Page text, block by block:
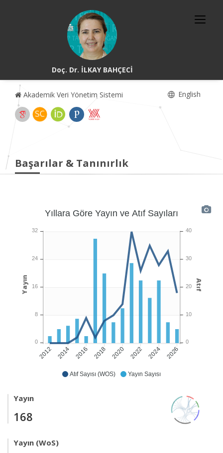
Doç. Dr. İLKAY BAHÇECİ
Akademik Veri Yönetim Sistemi English
Başarılar & Tanınırlık
Atıf Sayısı (WOS) Yayın Sayısı
2012 2014 2016 2018 2020 2022 2024 2026
Yıllara Göre Yayın ve Atıf Sayıları
40
30
20
10
0
Atıf
32
24
16
8
0
Yayın
Yayın
168
Yayın (WoS)